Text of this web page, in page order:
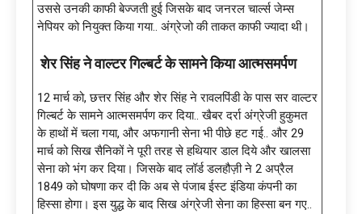
उससे उनकी काफी बेज्जती हुई जिसके बाद जनरल चार्ल्स जेम्स
नेपियर को नियुक्त किया गया.. अंग्रेजो की ताकत काफी ज्यादा थी।
शेर सिंह ने वाल्टर गिल्बर्ट के सामने किया आत्मसमर्पण
12 मार्च को, छत्तर सिंह और शेर सिंह ने रावलपिंडी के पास सर वाल्टर
गिल्बर्ट के सामने आत्मसमर्पण कर दिया.. खैबर दर्रा अंग्रेजी हुकुमत
के हाथों में चला गया, और अफगानी सेना भी पीछे हट गई.. और 29
मार्च को सिख सैनिकों ने पूरी तरह से हथियार डाल दिये और खालसा
सेना को भंग कर दिया। जिसके बाद लॉर्ड डलहौज़ी ने 2 अप्रैल
1849 को घोषणा कर दी कि अब से पंजाब ईस्ट इंडिया कंपनी का
हिस्सा होगा। इस युद्ध के बाद सिख अंग्रेजी सेना का हिस्सा बन गए..